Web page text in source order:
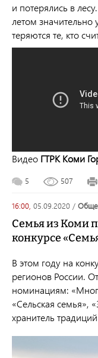
и потерялись в
летом значительно
теряются те, кто
Видео ГТРК Коми
5 507
16:00, 05.09.2020 /
Семья из Коми
конкурсе
В этом году на
регионов России.
номинациям:
«Сельская семья»,
хранитель